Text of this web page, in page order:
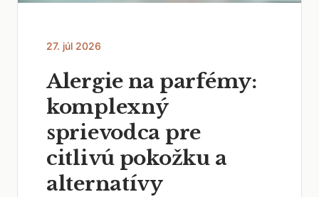
27. júl 2026
Alergie na parfémy:
komplexný
sprievodca pre
citlivú pokožku a
alternatívy